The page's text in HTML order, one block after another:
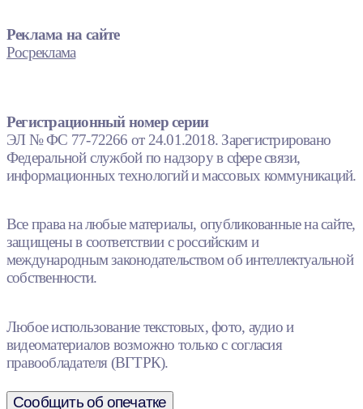
Реклама на сайте
Росреклама
Регистрационный номер серии
ЭЛ № ФС 77-72266 от 24.01.2018. Зарегистрировано
Федеральной службой по надзору в сфере связи,
информационных технологий и массовых коммуникаций.
Все права на любые материалы, опубликованные на сайте,
защищены в соответствии с российским и
международным законодательством об интеллектуальной
собственности.
Любое использование текстовых, фото, аудио и
видеоматериалов возможно только с согласия
правообладателя (ВГТРК).
Сообщить об опечатке